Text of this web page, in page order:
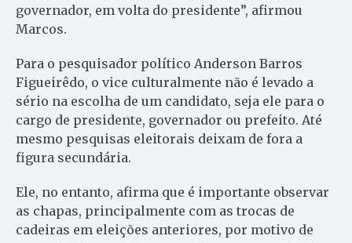
governador, em volta do presidente”, afirmou
Marcos.
Para o pesquisador político Anderson Barros
Figueirêdo, o vice culturalmente não é levado a
sério na escolha de um candidato, seja ele para o
cargo de presidente, governador ou prefeito. Até
mesmo pesquisas eleitorais deixam de fora a
figura secundária.
Ele, no entanto, afirma que é importante observar
as chapas, principalmente com as trocas de
cadeiras em eleições anteriores, por motivo de